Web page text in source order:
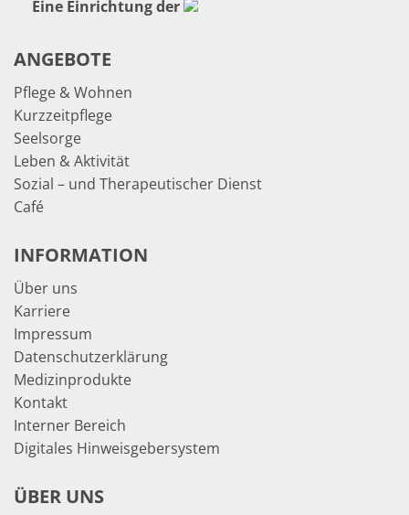
Eine Einrichtung der
ANGEBOTE
Pflege & Wohnen
Kurzzeitpflege
Seelsorge
Leben & Aktivität
Sozial – und Therapeutischer Dienst
Café
INFORMATION
Über uns
Karriere
Impressum
Datenschutzerklärung
Medizinprodukte
Kontakt
Interner Bereich
Digitales Hinweisgebersystem
ÜBER UNS